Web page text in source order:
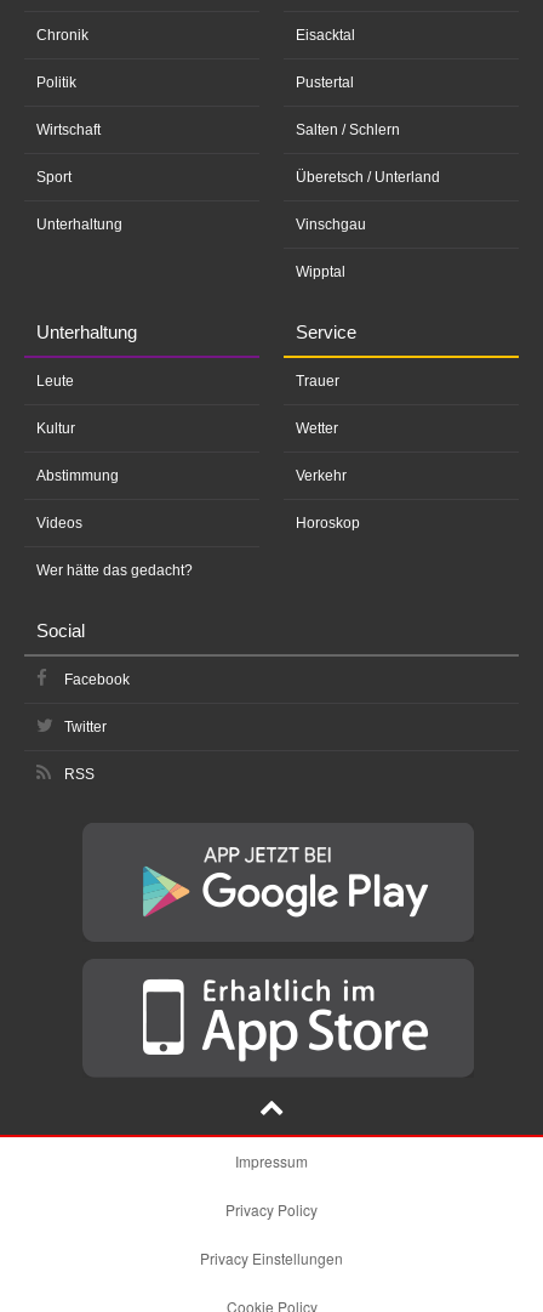
Chronik
Politik
Wirtschaft
Sport
Unterhaltung
Eisacktal
Pustertal
Salten / Schlern
Überetsch / Unterland
Vinschgau
Wipptal
Unterhaltung
Leute
Kultur
Abstimmung
Videos
Wer hätte das gedacht?
Service
Trauer
Wetter
Verkehr
Horoskop
Social
Facebook
Twitter
RSS
Impressum
Privacy Policy
Privacy Einstellungen
Cookie Policy